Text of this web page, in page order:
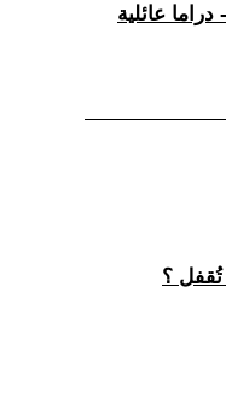
عائلية